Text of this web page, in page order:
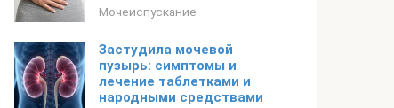
Мочеиспускание
Застудила мочевой
пузырь: симптомы и
лечение таблетками и
народными средствами